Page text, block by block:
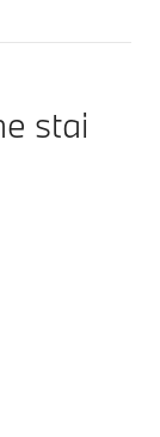
stai